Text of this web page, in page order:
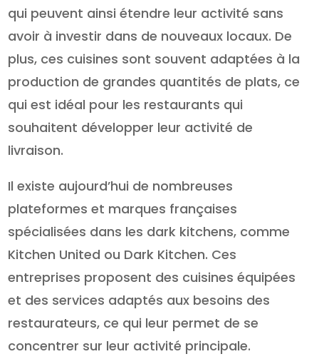
qui peuvent ainsi étendre leur activité sans
avoir à investir dans de nouveaux locaux. De
plus, ces cuisines sont souvent adaptées à la
production de grandes quantités de plats, ce
qui est idéal pour les restaurants qui
souhaitent développer leur activité de
livraison.
Il existe aujourd’hui de nombreuses
plateformes et marques françaises
spécialisées dans les dark kitchens, comme
Kitchen United ou Dark Kitchen. Ces
entreprises proposent des cuisines équipées
et des services adaptés aux besoins des
restaurateurs, ce qui leur permet de se
concentrer sur leur activité principale.